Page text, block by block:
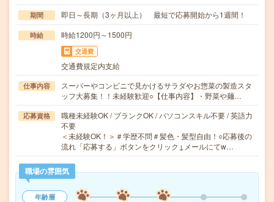
期間 即日～長期（3ヶ月以上） 最短で応募開始から1週間！
時給 時給1200円～1500円
交通費
交通費規定内支給
仕事内容
スーパーやコンビニで見かけるサラダやお惣菜の製造スタ
ッフ大募集！！未経験歓迎○【仕事内容】・野菜や麺…
応募資格
職種未経験OK / ブランクOK / パソコンスキル不要 / 英語力
不要
＜未経験OK！＞＃学歴不問＃髪色・髪型自由！○応募後の
流れ「応募する」ボタンをクリック↓メールにてw…
職場の雰囲気
年齢層